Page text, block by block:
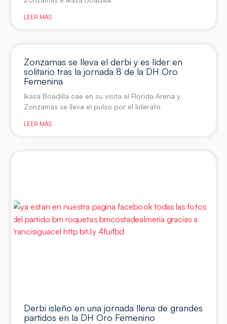
LEER MÁS
Zonzamas se lleva el derbi y es líder en
solitario tras la jornada 8 de la DH Oro
Femenina
Ikasa Boadilla cae en su visita al Florida Arena y
Zonzamas se lleva el pulso por el liderato
LEER MÁS
Derbi isleño en una jornada llena de grandes
partidos en la DH Oro Femenino